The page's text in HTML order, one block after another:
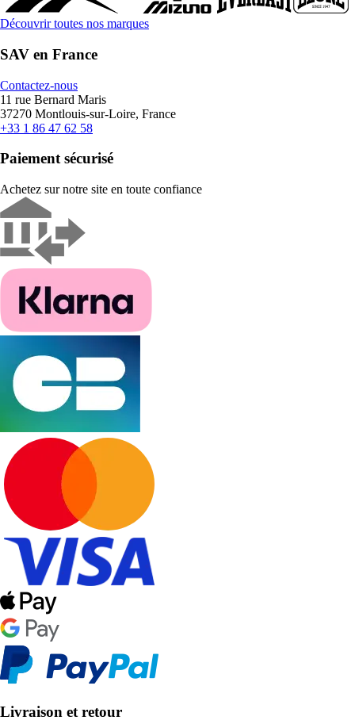
Découvrir toutes nos marques
SAV en France
Contactez-nous
11 rue Bernard Maris
37270 Montlouis-sur-Loire, France
+33 1 86 47 62 58
Paiement sécurisé
Achetez sur notre site en toute confiance
Livraison et retour